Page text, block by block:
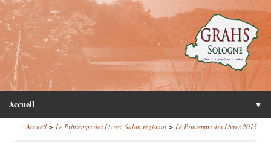
Accueil ▼
Accueil> Le Printemps des Livres, Salon régional> Le Printemps des Livres 2015